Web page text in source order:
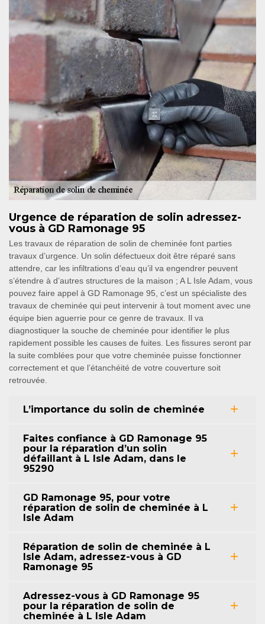
Urgence de réparation de solin adressez-
vous à GD Ramonage 95
Les travaux de réparation de solin de cheminée font parties
travaux d’urgence. Un solin défectueux doit être réparé sans
attendre, car les infiltrations d’eau qu’il va engendrer peuvent
s’étendre à d’autres structures de la maison ; A L Isle Adam, vous
pouvez faire appel à GD Ramonage 95, c’est un spécialiste des
travaux de cheminée qui peut intervenir à tout moment avec une
équipe bien aguerrie pour ce genre de travaux. Il va
diagnostiquer la souche de cheminée pour identifier le plus
rapidement possible les causes de fuites. Les fissures seront par
la suite comblées pour que votre cheminée puisse fonctionner
correctement et que l’étanchéité de votre couverture soit
retrouvée.
L’importance du solin de cheminée
Faites confiance à GD Ramonage 95
pour la réparation d’un solin
défaillant à L Isle Adam, dans le
95290
GD Ramonage 95, pour votre
réparation de solin de cheminée à L
Isle Adam
Réparation de solin de cheminée à L
Isle Adam, adressez-vous à GD
Ramonage 95
Adressez-vous à GD Ramonage 95
pour la réparation de solin de
cheminée à L Isle Adam